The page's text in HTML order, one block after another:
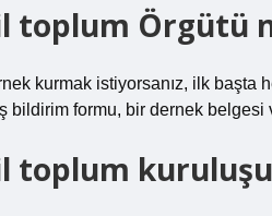
toplum Örgütü
kurmak istiyorsanız, ilk başta
bildirim formu, bir dernek
toplum